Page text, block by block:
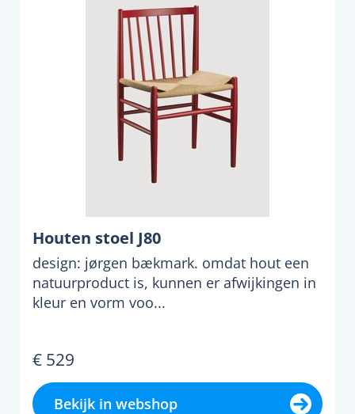
Houten stoel J80
design: jørgen bækmark. omdat hout een
natuurproduct is, kunnen er afwijkingen in
kleur en vorm voo...
€ 529
Bekijk in webshop